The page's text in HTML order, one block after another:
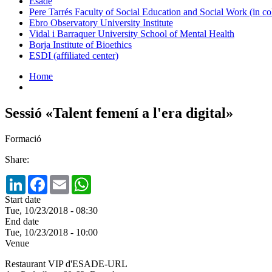
Pere Tarrés Faculty of Social Education and Social Work (in
Ebro Observatory University Institute
Vidal i Barraquer University School of Mental Health
Borja Institute of Bioethics
ESDI (affiliated center)
Home
Sessió «Talent femení a l'era digital»
Formació
Share:
LinkedInFacebook
Email
Start date
Tue, 10/23/2018 - 08:30
End date
Tue, 10/23/2018 - 10:00
Venue
Restaurant VIP d'ESADE-URL